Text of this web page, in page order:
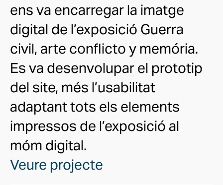
ens va encarregar la imatge
digital de l’exposició Guerra
civil, arte conflicto y memória.
Es va desenvolupar el prototip
del site, més l’usabilitat
adaptant tots els elements
impressos de l’exposició al
móm digital.
Veure projecte